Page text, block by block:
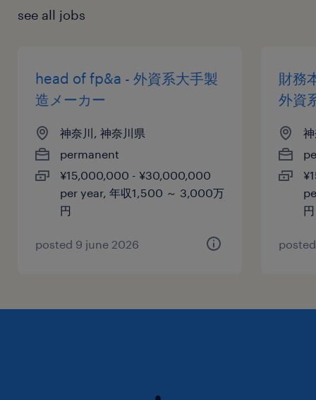
see all jobs
head of fp&a - 外資系大手製
造メーカー
神奈川, 神奈川県
permanent
¥15,000,000 - ¥30,000,000
per year, 年収1,500 ～ 3,000万
円
posted 9 june 2026
財務
外資
円